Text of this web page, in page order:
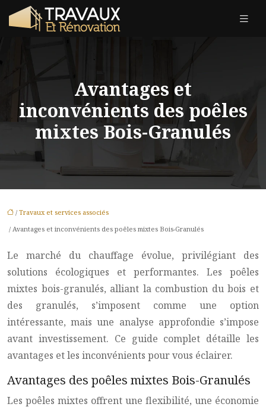
Avantages et
inconvénients des poêles
mixtes Bois-Granulés
/ Travaux et services associés
/ Avantages et inconvénients des poêles mixtes Bois-Granulés
Le marché du chauffage évolue, privilégiant des
solutions écologiques et performantes. Les poêles
mixtes bois-granulés, alliant la combustion du bois et
des granulés, s’imposent comme une option
intéressante, mais une analyse approfondie s’impose
avant investissement. Ce guide complet détaille les
avantages et les inconvénients pour vous éclairer.
Avantages des poêles mixtes Bois-Granulés
Les poêles mixtes offrent une flexibilité, une économie